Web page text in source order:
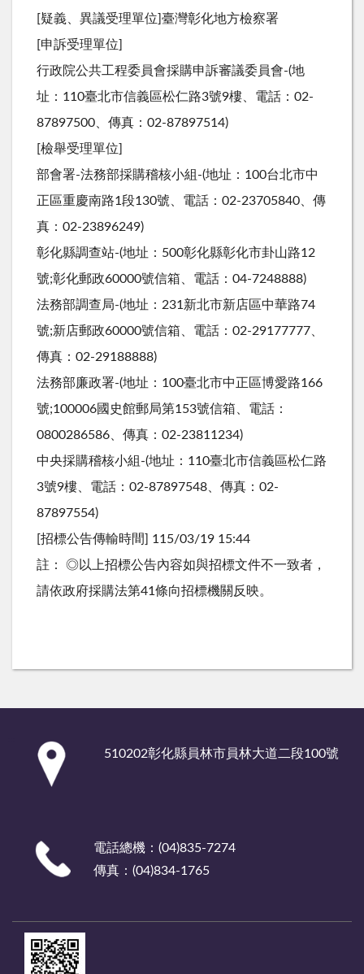
[疑義、異議受理單位]臺灣彰化地方檢察署
[申訴受理單位]
行政院公共工程委員會採購申訴審議委員會-(地
址：110臺北市信義區松仁路3號9樓、電話：02-
87897500、傳真：02-87897514)
[檢舉受理單位]
部會署-法務部採購稽核小組-(地址：100台北市中
正區重慶南路1段130號、電話：02-23705840、傳
真：02-23896249)
彰化縣調查站-(地址：500彰化縣彰化市卦山路12
號;彰化郵政60000號信箱、電話：04-7248888)
法務部調查局-(地址：231新北市新店區中華路74
號;新店郵政60000號信箱、電話：02-29177777、
傳真：02-29188888)
法務部廉政署-(地址：100臺北市中正區博愛路166
號;100006國史館郵局第153號信箱、電話：
0800286586、傳真：02-23811234)
中央採購稽核小組-(地址：110臺北市信義區松仁路
3號9樓、電話：02-87897548、傳真：02-
87897554)
[招標公告傳輸時間] 115/03/19 15:44
註： ◎以上招標公告內容如與招標文件不一致者，
請依政府採購法第41條向招標機關反映。
510202彰化縣員林市員林大道二段100號
電話總機：(04)835-7274
傳真：(04)834-1765